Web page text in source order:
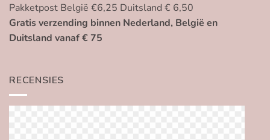
Pakketpost België €6,25 Duitsland € 6,50
Gratis verzending binnen Nederland, België en
Duitsland vanaf € 75
RECENSIES